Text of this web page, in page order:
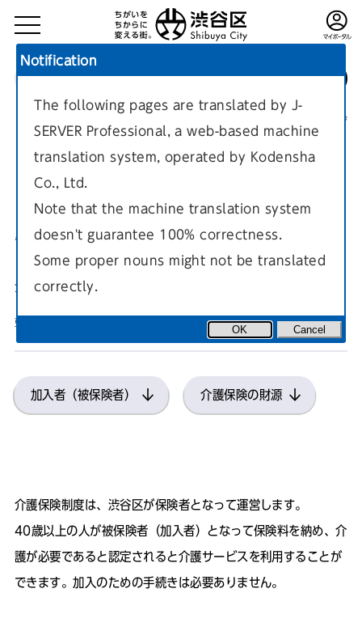
現在のページ
制度のしくみ
介護保険制度のしくみについての案内ページです。
更新日
加入者（被保険者） 介護保険の財源
介護保険制度は、渋谷区が保険者となって運営します。
40歳以上の人が被保険者（加入者）となって保険料を納め、介
護が必要であると認定されると介護サービスを利用することが
できます。加入のための手続きは必要ありません。
Notification
The following pages are translated by J-
SERVER Professional, a web-based machine
translation system, operated by Kodensha
Co., Ltd.
Note that the machine translation system
doesn't guarantee 100% correctness.
Some proper nouns might not be translated
correctly.
OK Cancel